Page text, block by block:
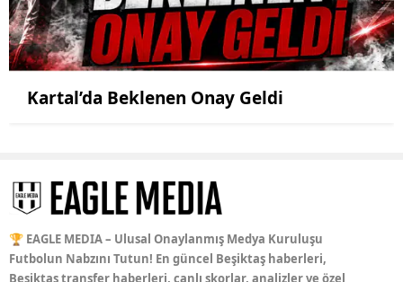
Kartal’da Beklenen Onay Geldi
🏆 EAGLE MEDIA – Ulusal Onaylanmış Medya Kuruluşu
Futbolun Nabzını Tutun! En güncel Beşiktaş haberleri,
Beşiktaş transfer haberleri, canlı skorlar, analizler ve özel